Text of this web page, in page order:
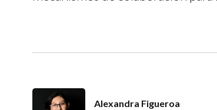
Alexandra Figueroa